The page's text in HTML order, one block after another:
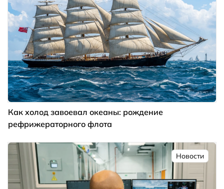
Как холод завоевал океаны: рождение
рефрижераторного флота
Новости